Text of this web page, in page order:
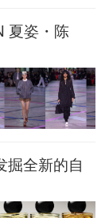
夏姿・陈
掘全新的自